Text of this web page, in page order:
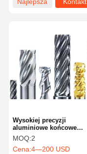
Wysokiej precyzji
aluminiowe końcowe
młyny 3 fletki do cięcia o
wysokiej wydajności
MOQ:2
Cena:4—200 USD